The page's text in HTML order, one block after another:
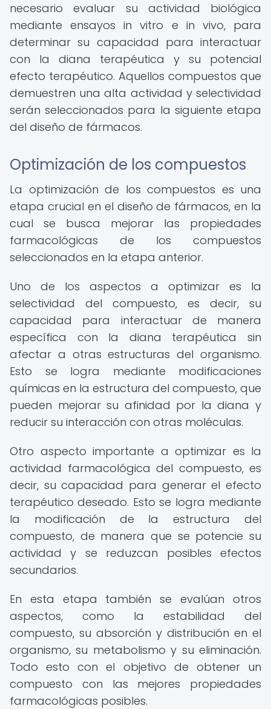
necesario evaluar su actividad biológica
mediante ensayos in vitro e in vivo, para
determinar su capacidad para interactuar
con la diana terapéutica y su potencial
efecto terapéutico. Aquellos compuestos que
demuestren una alta actividad y selectividad
serán seleccionados para la siguiente etapa
del diseño de fármacos.
Optimización de los compuestos
La optimización de los compuestos es una
etapa crucial en el diseño de fármacos, en la
cual se busca mejorar las propiedades
farmacológicas de los compuestos
seleccionados en la etapa anterior.
Uno de los aspectos a optimizar es la
selectividad del compuesto, es decir, su
capacidad para interactuar de manera
específica con la diana terapéutica sin
afectar a otras estructuras del organismo.
Esto se logra mediante modificaciones
químicas en la estructura del compuesto, que
pueden mejorar su afinidad por la diana y
reducir su interacción con otras moléculas.
Otro aspecto importante a optimizar es la
actividad farmacológica del compuesto, es
decir, su capacidad para generar el efecto
terapéutico deseado. Esto se logra mediante
la modificación de la estructura del
compuesto, de manera que se potencie su
actividad y se reduzcan posibles efectos
secundarios.
En esta etapa también se evalúan otros
aspectos, como la estabilidad del
compuesto, su absorción y distribución en el
organismo, su metabolismo y su eliminación.
Todo esto con el objetivo de obtener un
compuesto con las mejores propiedades
farmacológicas posibles.